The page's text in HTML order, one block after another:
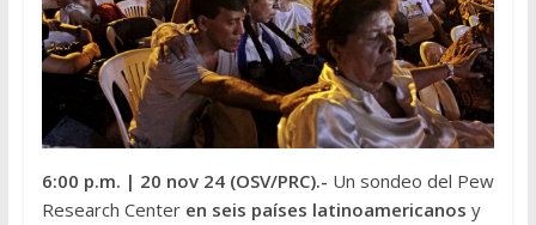
6:00 p.m. | 20 nov 24 (OSV/PRC).- Un sondeo del Pew
Research Center en seis países latinoamericanos y